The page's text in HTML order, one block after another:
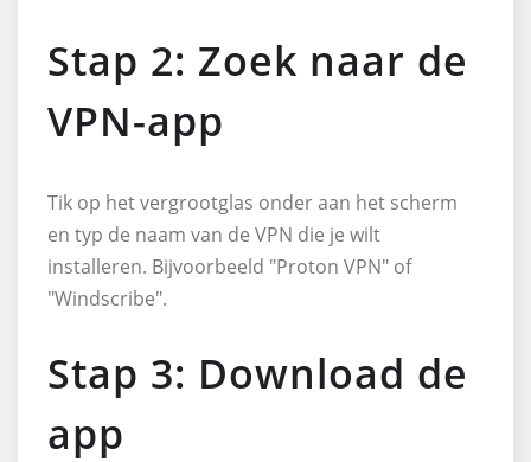
Stap 2: Zoek naar de
VPN-app
Tik op het vergrootglas onder aan het scherm
en typ de naam van de VPN die je wilt
installeren. Bijvoorbeeld "Proton VPN" of
"Windscribe".
Stap 3: Download de
app